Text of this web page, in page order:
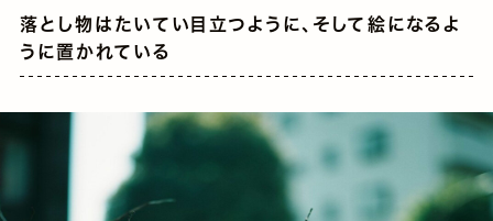
落とし物はたいてい目立つように、そして絵になるよ
うに置かれている